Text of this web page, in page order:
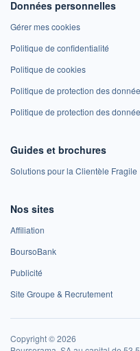
Données personnelles
Gérer mes cookies
Politique de confidentialité
Politique de cookies
Politique de protection des
Politique de protection des
Guides et brochures
Solutions pour la Clientèle Fragile
Nos sites
Affiliation
BoursoBank
Publicité
Site Groupe & Recrutement
Copyright © 2026